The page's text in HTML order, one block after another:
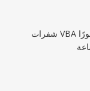
شفرات VBA تُزال أثناء التحويل. الملفات المصدر تُحذف فورًا